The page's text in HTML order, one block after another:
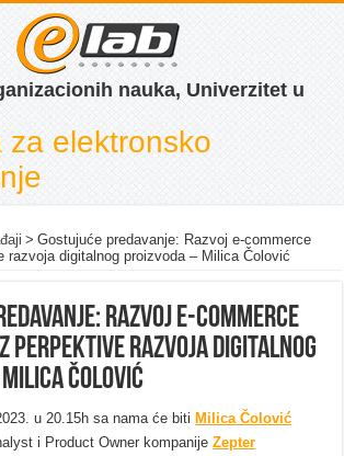
nauka, Univerzitet u
za elektronsko
> Gostujuće predavanje: Razvoj e-commerce
razvoja digitalnog proizvoda – Milica Čolović
Razvoj e-commerce
perpektive razvoja digitalnog
Čolović
u 20.15h sa nama će biti Milica Čolović
i Product Owner kompanijeZepter